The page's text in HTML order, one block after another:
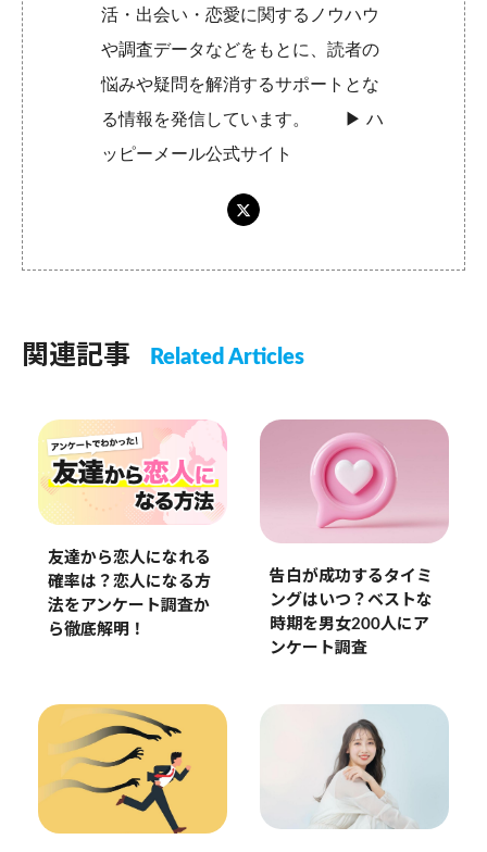
活・出会い・恋愛に関するノウハウ
や調査データなどをもとに、読者の
悩みや疑問を解消するサポートとな
る情報を発信しています。 ▶︎ハ
ッピーメール公式サイト
関連記事 Related Articles
友達から恋人になれる
確率は？恋人になる方
法をアンケート調査か
ら徹底解明！
告白が成功するタイミ
ングはいつ？ベストな
時期を男女200人にア
ンケート調査